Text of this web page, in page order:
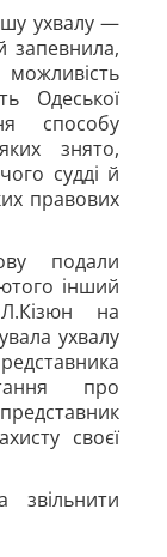
ухвалу —
запевнила,
Одеської
способу
знято,
судді й
правових
подали
інший
на
ухвалу
про
своєї